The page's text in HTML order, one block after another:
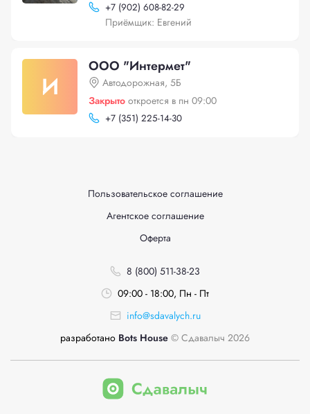
+7 (902) 608-82-29
Приёмщик: Евгений
И
ООО "Интермет"
Автодорожная, 5Б
Закрыто откроется в пн 09:00
+7 (351) 225-14-30
Пользовательское соглашение
Агентское соглашение
Оферта
8 (800) 511-38-23
09:00 - 18:00, Пн - Пт
info@sdavalych.ru
разработано Bots House © Сдавалыч 2026